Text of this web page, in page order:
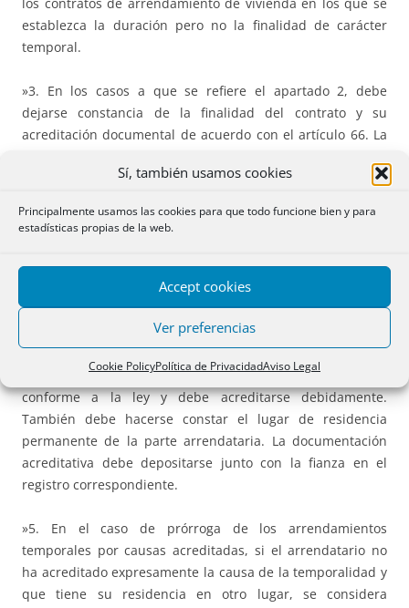
Sí, también usamos cookies
Principalmente usamos las cookies para que todo funcione bien y para
estadísticas propias de la web.
Accept cookies
Ver preferencias
Cookie PolicyPolítica de PrivacidadAviso Legal
establezca la duración pero no la finalidad de carácter
temporal.
»3. En los casos a que se refiere el apartado 2, debe
dejarse constancia de la finalidad del contrato y su
acreditación documental de acuerdo con el artículo 66. La
fianza en el registro correspondiente. Se presume que el
si en el registro correspondiente no consta acreditado un
»4. Se aplican las normas relativas al arrendamiento para
usos distintos al de vivienda a la vivienda que tiene una
finalidad exclusivamente recreativa, de vacaciones o de
ocio. Esta causa o finalidad debe hacerse constar en el
contrato con aportación de la documentación específica
conforme a la ley y debe acreditarse debidamente.
También debe hacerse constar el lugar de residencia
permanente de la parte arrendataria. La documentación
acreditativa debe depositarse junto con la fianza en el
registro correspondiente.
»5. En el caso de prórroga de los arrendamientos
temporales por causas acreditadas, si el arrendatario no
ha acreditado expresamente la causa de la temporalidad y
que tiene su residencia en otro lugar, se considera